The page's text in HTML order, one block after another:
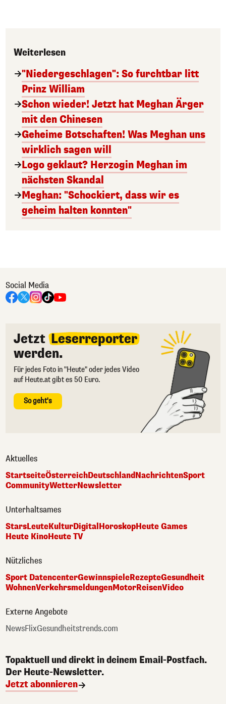
Weiterlesen
"Niedergeschlagen": So furchtbar litt
Prinz William
Schon wieder! Jetzt hat Meghan Ärger
mit den Chinesen
Geheime Botschaften! Was Meghan uns
wirklich sagen will
Logo geklaut? Herzogin Meghan im
nächsten Skandal
Meghan: "Schockiert, dass wir es
geheim halten konnten"
Social Media
Jetzt Leserreporter
werden.
Für jedes Foto in "Heute" oder jedes Video
auf Heute.at gibt es 50 Euro.
So geht's
Aktuelles
StartseiteÖsterreichDeutschlandNachrichtenSport
CommunityWetterNewsletter
Unterhaltsames
StarsLeuteKulturDigitalHoroskopHeute Games
Heute KinoHeute TV
Nützliches
Sport DatencenterGewinnspieleRezepteGesundheit
WohnenVerkehrsmeldungenMotorReisenVideo
Externe Angebote
NewsFlixGesundheitstrends.com
Topaktuell und direkt in deinem Email-Postfach.
Der Heute-Newsletter.
Jetzt abonnieren